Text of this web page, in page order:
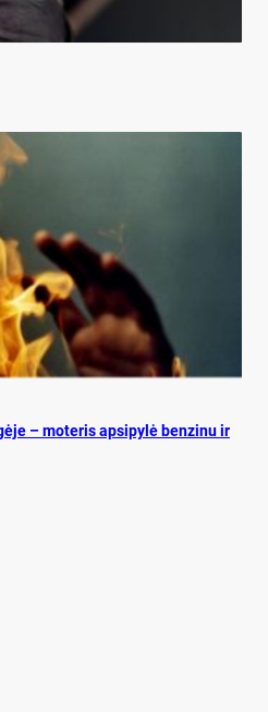
– mo­te­ris ap­si­py­lė ben­zi­nu ir